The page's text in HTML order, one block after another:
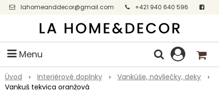
lahomeanddecor@gmail.com
+421 940 640 596
Facebook
Menu
Úvod Interiérové doplnky
Vankúše, návliečky, deky
Vankuš tekvica oranžová